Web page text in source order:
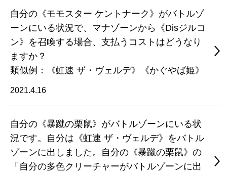
自分の《モモスター ケントナーク》がバトルゾ
ーンにいる状況で、マナゾーンから《Disジルコ
ン》を召喚する場合、支払うコストはどうなり
ますか？
類似例：《虹速 ザ・ヴェルデ》《かぐやば姫》
2021.4.16
自分の《暴蹴の栗鼠》がバトルゾーンにいる状
況です。自分は《虹速 ザ・ヴェルデ》をバトル
ゾーンに出しました。自分の《暴蹴の栗鼠》の
「自分の多色クリーチャーがバトルゾーンに出